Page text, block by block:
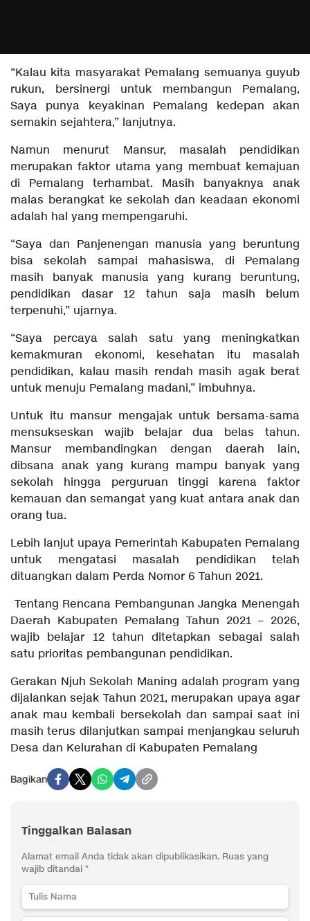
“Kalau kita masyarakat Pemalang semuanya guyub
rukun, bersinergi untuk membangun Pemalang,
Saya punya keyakinan Pemalang kedepan akan
semakin sejahtera,” lanjutnya.
Namun menurut Mansur, masalah pendidikan
merupakan faktor utama yang membuat kemajuan
di Pemalang terhambat. Masih banyaknya anak
malas berangkat ke sekolah dan keadaan ekonomi
adalah hal yang mempengaruhi.
“Saya dan Panjenengan manusia yang beruntung
bisa sekolah sampai mahasiswa, di Pemalang
masih banyak manusia yang kurang beruntung,
pendidikan dasar 12 tahun saja masih belum
terpenuhi,” ujarnya.
“Saya percaya salah satu yang meningkatkan
kemakmuran ekonomi, kesehatan itu masalah
pendidikan, kalau masih rendah masih agak berat
untuk menuju Pemalang madani,” imbuhnya.
Untuk itu mansur mengajak untuk bersama-sama
mensukseskan wajib belajar dua belas tahun.
Mansur membandingkan dengan daerah lain,
dibsana anak yang kurang mampu banyak yang
sekolah hingga perguruan tinggi karena faktor
kemauan dan semangat yang kuat antara anak dan
orang tua.
Lebih lanjut upaya Pemerintah Kabupaten Pemalang
untuk mengatasi masalah pendidikan telah
dituangkan dalam Perda Nomor 6 Tahun 2021.
Tentang Rencana Pembangunan Jangka Menengah
Daerah Kabupaten Pemalang Tahun 2021 – 2026,
wajib belajar 12 tahun ditetapkan sebagai salah
satu prioritas pembangunan pendidikan.
Gerakan Njuh Sekolah Maning adalah program yang
dijalankan sejak Tahun 2021, merupakan upaya agar
anak mau kembali bersekolah dan sampai saat ini
masih terus dilanjutkan sampai menjangkau seluruh
Desa dan Kelurahan di Kabupaten Pemalang
Bagikan
Tinggalkan Balasan
Alamat email Anda tidak akan dipublikasikan. Ruas yang
wajib ditandai *